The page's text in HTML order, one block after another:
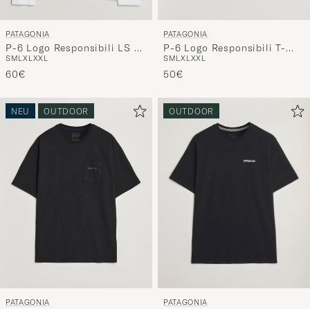
PATAGONIA
P-6 Logo Responsibili LS T-
Shirt Fiber White
SMLXLXXL
60€
PATAGONIA
P-6 Logo Responsibili T-
Shirt Fiber White
SMLXLXXL
50€
NEU OUTDOOR
PATAGONIA
OUTDOOR
PATAGONIA